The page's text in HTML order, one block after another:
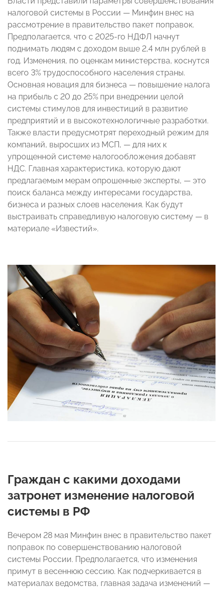
налоговой системы в России — Минфин внес на
рассмотрение в правительство пакет поправок.
Предполагается, что с 2025-го НДФЛ начнут
поднимать людям с доходом выше 2,4 млн рублей в
год. Изменения, по оценкам министерства, коснутся
всего 3% трудоспособного населения страны.
Основная новация для бизнеса — повышение налога
на прибыль с 20 до 25% при внедрении целой
системы стимулов для инвестиций в развитие
предприятий и в высокотехнологичные разработки.
Также власти предусмотрят переходный режим для
компаний, выросших из МСП, — для них к
упрощенной системе налогообложения добавят
НДС. Главная характеристика, которую дают
предлагаемым мерам опрошенные эксперты, — это
поиск баланса между интересами государства,
бизнеса и разных слоев населения. Как будут
выстраивать справедливую налоговую систему — в
материале «Известий».
Граждан с какими доходами
затронет изменение налоговой
системы в РФ
Вечером 28 мая Минфин внес в правительство пакет
поправок по совершенствованию налоговой
системы России. Предполагается, что изменения
примут в весеннюю сессию. Как подчеркивается в
материалах ведомства, главная задача изменений —